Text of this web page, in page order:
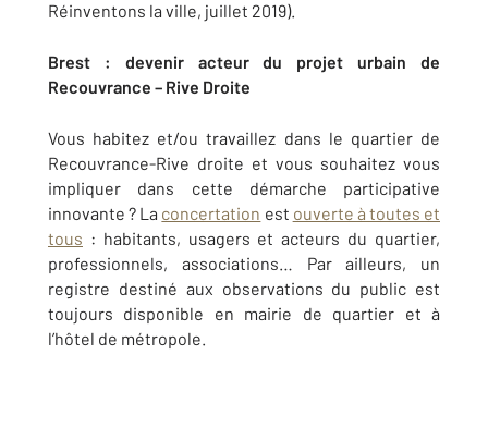
Réinventons la ville, juillet 2019).
Brest : devenir acteur du projet urbain de
Recouvrance – Rive Droite
Vous habitez et/ou travaillez dans le quartier de
Recouvrance-Rive droite et vous souhaitez vous
impliquer dans cette démarche participative
innovante ? La concertation est ouverte à toutes et
tous : habitants, usagers et acteurs du quartier,
professionnels, associations… Par ailleurs, un
registre destiné aux observations du public est
toujours disponible en mairie de quartier et à
l’hôtel de métropole.